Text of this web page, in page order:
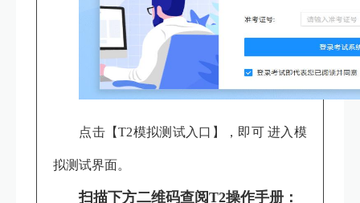
点击【T2模拟测试入口】 ，即可 进入模
拟测试界面。
扫描下方二维码查阅T2操作手册：